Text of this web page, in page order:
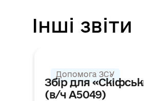
Інші звіти
ЗБІР
Допомога ЗСУ
Збір для
(в/ч А5049)